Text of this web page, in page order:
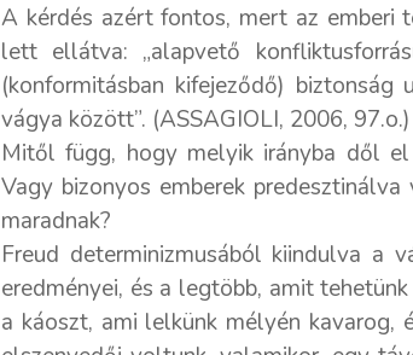
A kérdés azért fontos, mert az emberi
lett ellátva: „alapvető
(konformitásban kifejeződő)
vágya között”. (ASSAGIOLI, 2006, 97.o.)
Mitől függ, hogy melyik irányba dől
Vagy bizonyos emberek
maradnak?
Freud determinizmusából kiindulva a
eredményei, és a legtöbb, amit
a káoszt, ami lelkünk mélyén kavarog,